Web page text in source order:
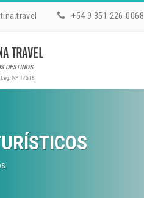
+54 9 351 226-0068